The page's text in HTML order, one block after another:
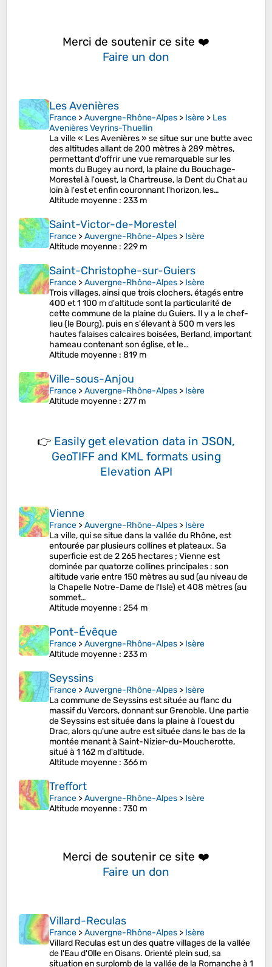
Merci de soutenir ce site ❤️
Faire un don
Les Avenières
France >Auvergne-Rhône-Alpes > Isère > Les
Avenières Veyrins-Thuellin
La ville « Les Avenières » se situe sur une butte avec
des altitudes allant de 200 mètres à 289 mètres,
permettant d'offrir une vue remarquable sur les
monts du Bugey au nord, la plaine du Bouchage-
Morestel à l'ouest, la Chartreuse, la Dent du Chat au
loin à l'est et enfin couronnant l'horizon, les…
Altitude moyenne : 233 m
Saint-Victor-de-Morestel
France >Auvergne-Rhône-Alpes > Isère
Altitude moyenne : 229 m
Saint-Christophe-sur-Guiers
France >Auvergne-Rhône-Alpes > Isère
Trois villages, ainsi que trois clochers, étagés entre
400 et 1 100 m d'altitude sont la particularité de
cette commune de la plaine du Guiers. Il y a le chef-
lieu (le Bourg), puis en s'élevant à 500 m vers les
hautes falaises calcaires boisées, Berland, important
hameau contenant son église, et le…
Altitude moyenne : 819 m
Ville-sous-Anjou
France >Auvergne-Rhône-Alpes > Isère
Altitude moyenne : 277 m
👉 Easily get elevation data in JSON,
GeoTIFF and KML formats using
Elevation API
Vienne
France >Auvergne-Rhône-Alpes > Isère
La ville, qui se situe dans la vallée du Rhône, est
entourée par plusieurs collines et plateaux. Sa
superficie est de 2 265 hectares ; Vienne est
dominée par quatorze collines principales : son
altitude varie entre 150 mètres au sud (au niveau de
la Chapelle Notre-Dame de l'Isle) et 408 mètres (au
sommet…
Altitude moyenne : 254 m
Pont-Évêque
France >Auvergne-Rhône-Alpes > Isère
Altitude moyenne : 233 m
Seyssins
France >Auvergne-Rhône-Alpes > Isère
La commune de Seyssins est située au flanc du
massif du Vercors, donnant sur Grenoble. Une partie
de Seyssins est située dans la plaine à l'ouest du
Drac, alors qu'une autre est située dans le bas de la
montée menant à Saint-Nizier-du-Moucherotte,
situé à 1 162 m d'altitude.
Altitude moyenne : 366 m
Treffort
France >Auvergne-Rhône-Alpes > Isère
Altitude moyenne : 730 m
Merci de soutenir ce site ❤️
Faire un don
Villard-Reculas
France >Auvergne-Rhône-Alpes > Isère
Villard Reculas est un des quatre villages de la vallée
de l'Eau d'Olle en Oisans. Orienté plein sud, sa
situation en surplomb de la vallée de la Romanche à 1